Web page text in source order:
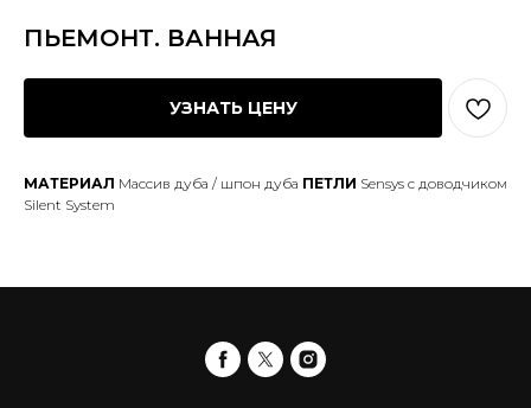
ПЬЕМОНТ. ВАННАЯ
УЗНАТЬ ЦЕНУ
МАТЕРИАЛ Массив дуба / шпон дуба ПЕТЛИ Sensys с доводчиком
Silent System